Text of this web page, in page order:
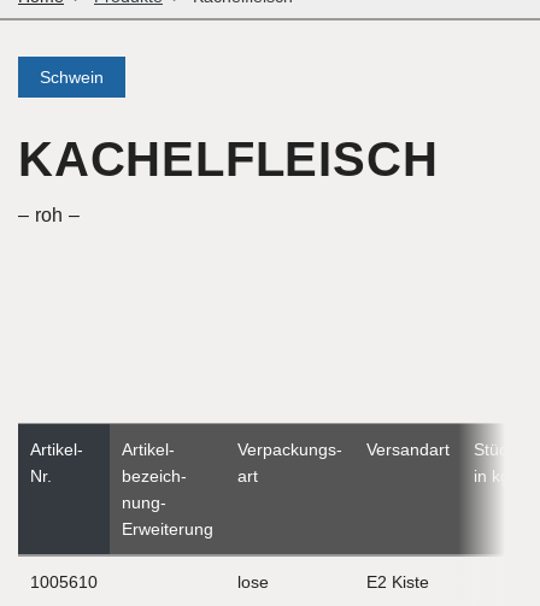
Schwein
KACHELFLEISCH
roh
Artikel-
Nr.
Artikel­
bezeich­
nung-
Erweiterung
Verpackungs­
art
Versandart
in kg
1005610 lose E2 Kiste